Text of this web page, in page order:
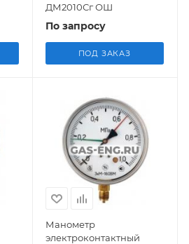
ДМ2010Сг ОШ
По запросу
ПОД ЗАКАЗ
Манометр
электроконтактный